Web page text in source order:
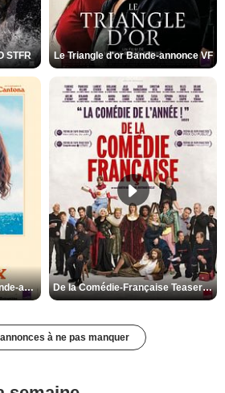
STFR Le Triangle d'or Bande-annonce VF
Les Matins merveilleux Bande-annonce VF De la Comédie-Française Teaser VF
à ne pas manquer